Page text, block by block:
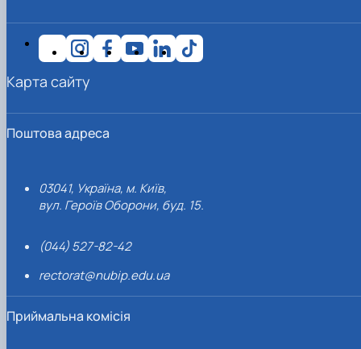
Поштова адреса
03041, Україна, м. Київ,
вул. Героїв Оборони, буд. 15.
(044) 527-82-42
rectorat@nubip.edu.ua
Приймальна комісія
Карта сайту